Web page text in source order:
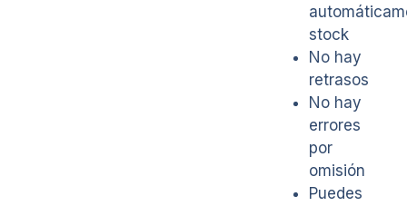
stock
No hay
retrasos
No hay
errores
por
omisión
Puedes